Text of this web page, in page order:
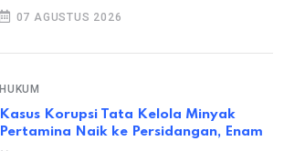
07 AGUSTUS 2026
HUKUM
Kasus Korupsi Tata Kelola Minyak
Pertamina Naik ke Persidangan, Enam